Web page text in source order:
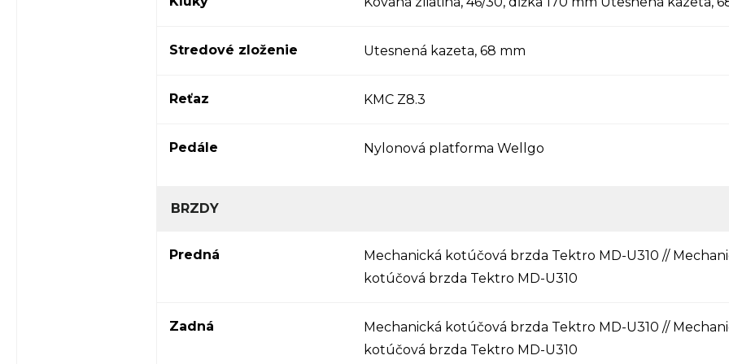
Stredové zloženie Utesnená kazeta, 68 mm
Reťaz KMC Z8.3
Pedále Nylonová platforma Wellgo
BRZDY
Predná
Mechanická kotúčová brzda Tektro MD-U310 //
kotúčová brzda Tektro MD-U310
Zadná
Mechanická kotúčová brzda Tektro MD-U310 //
kotúčová brzda Tektro MD-U310